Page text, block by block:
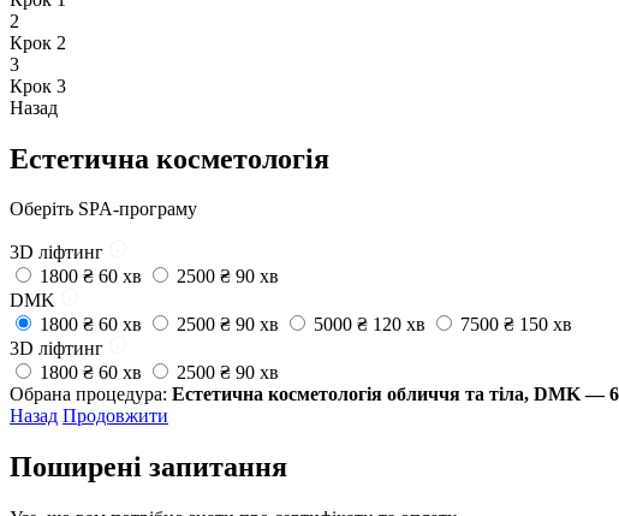
2
Крок 2
3
Крок 3
Назад
Естетична косметологія
Oберіть SPA-програму
3D ліфтинг
1800 ₴ 60 хв 2500 ₴ 90 хв
DMK
1800 ₴ 60 хв 2500 ₴ 90 хв 5000 ₴ 120 хв 7500 ₴ 150 хв
3D ліфтинг
1800 ₴ 60 хв 2500 ₴ 90 хв
Обрана процедура: Естетична косметологія обличчя та тіла, DMK —
Назад Продовжити
Поширені запитання